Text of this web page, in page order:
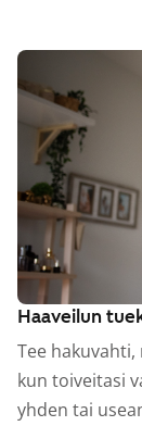
Haaveilun
Tee
kun toiveitasi
yhden tai